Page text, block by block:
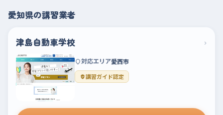
愛知県の講習業者
津島自動車学校 ›
対応エリア愛西市
講習ガイド認定